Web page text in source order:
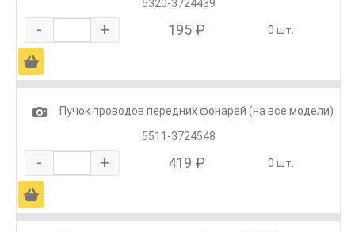
5320-3724439
- + 195 ₽ 0 шт.
Ä
1
Пучок проводов передних фонарей (на все модели)
5511-3724548
- + 419 ₽ 0 шт.
Ä